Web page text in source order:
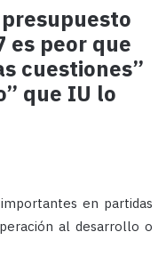
es peor que
cuestiones”
que IU lo
en partidas
al desarrollo o